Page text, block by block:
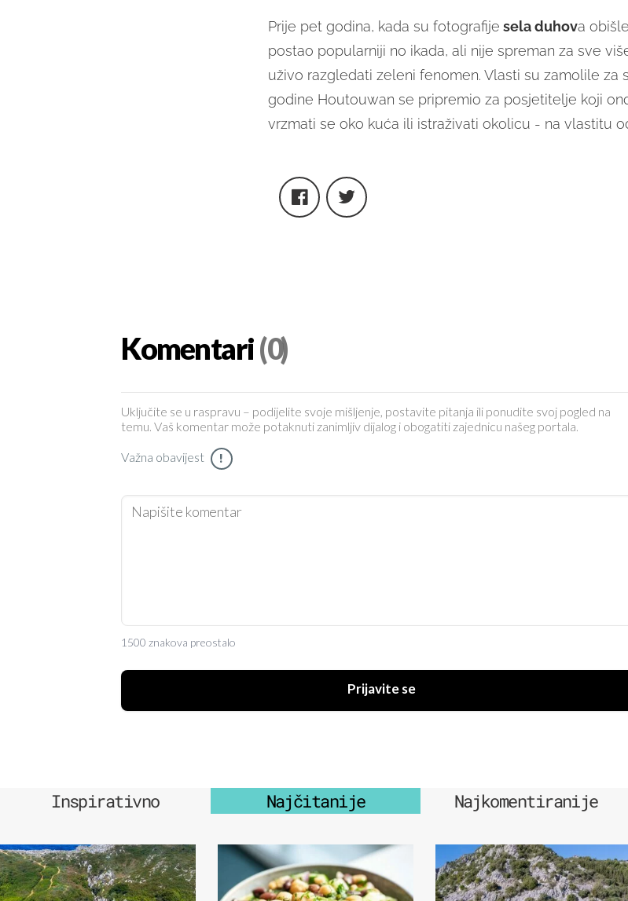
Prije pet godina, kada su fotografije sela duhova
postao popularniji no ikada, ali nije spreman za sve
uživo razgledati zeleni fenomen. Vlasti su zamolile za
godine Houtouwan se pripremio za posjetitelje koji
vrzmati se oko kuća ili istraživati okolicu - na vlastitu
Komentari(0)
Uključite se u raspravu – podijelite svoje mišljenje, postavite pitanja ili ponudite svoj pogled na
temu. Vaš komentar može potaknuti zanimljiv dijalog i obogatiti zajednicu našeg portala.
Važna obavijest !
1500 znakova preostalo
Prijavite se
Inspirativno Najčitanije Najkomentiranije